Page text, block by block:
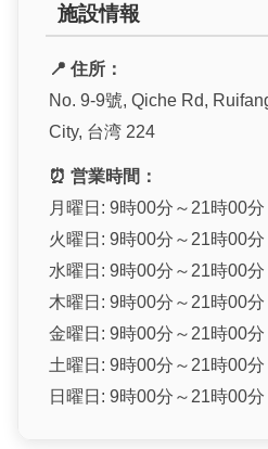
施設情報
📍 住所：
No. 9-9號, Qiche Rd,
City, 台湾 224
⏰ 営業時間：
月曜日: 9時00分～21時00分
火曜日: 9時00分～21時00分
水曜日: 9時00分～21時00分
木曜日: 9時00分～21時00分
金曜日: 9時00分～21時00分
土曜日: 9時00分～21時00分
日曜日: 9時00分～21時00分